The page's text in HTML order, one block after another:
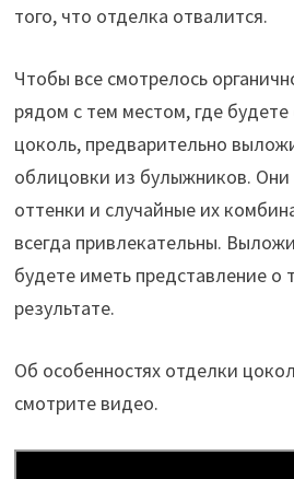
того, что отделка отвалится.
Чтобы все смотрелось
рядом с тем местом, где
цоколь, предварительно
облицовки из булыжников.
оттенки и случайные их
всегда привлекательны.
будете иметь представление о
результате.
Об особенностях отделки
смотрите видео.